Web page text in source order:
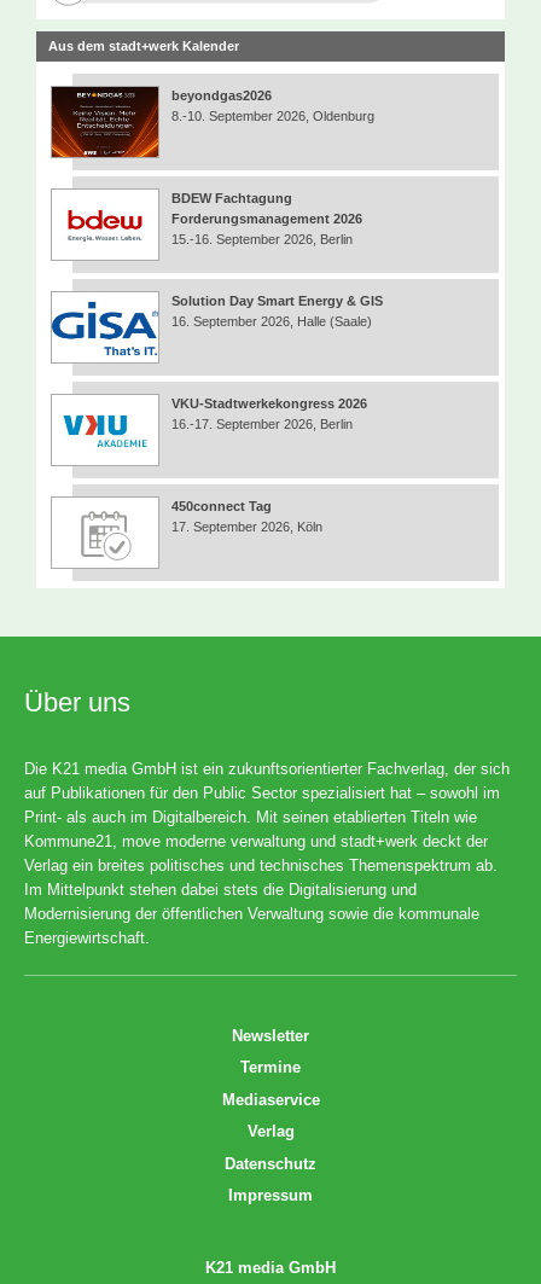
Aus dem stadt+werk Kalender
beyondgas2026
8.-10. September 2026, Oldenburg
BDEW Fachtagung
Forderungsmanagement 2026
15.-16. September 2026, Berlin
Solution Day Smart Energy & GIS
16. September 2026, Halle (Saale)
VKU-Stadtwerkekongress 2026
16.-17. September 2026, Berlin
450connect Tag
17. September 2026, Köln
Über uns
Die K21 media GmbH ist ein zukunftsorientierter Fachverlag, der sich
auf Publikationen für den Public Sector spezialisiert hat – sowohl im
Print- als auch im Digitalbereich. Mit seinen etablierten Titeln wie
Kommune21, move moderne verwaltung und stadt+werk deckt der
Verlag ein breites politisches und technisches Themenspektrum ab.
Im Mittelpunkt stehen dabei stets die Digitalisierung und
Modernisierung der öffentlichen Verwaltung sowie die kommunale
Energiewirtschaft.
Newsletter
Termine
Mediaservice
Verlag
Datenschutz
Impressum
K21 media GmbH